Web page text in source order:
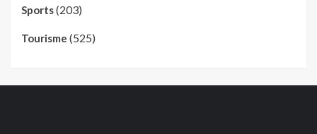
Sports(203)
Tourisme (525)